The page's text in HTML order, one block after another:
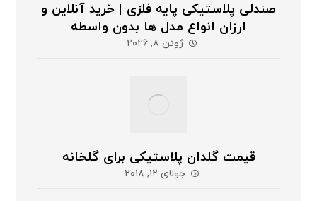
صندلی پلاستیکی پایه فلزی | خرید آنلاین و
ارزان انواع مدل ها بدون واسطه
ژوئن ۸, ۲۰۲۶
قیمت گلدان پلاستیکی برای گلخانه
جولای ۱۲, ۲۰۱۸